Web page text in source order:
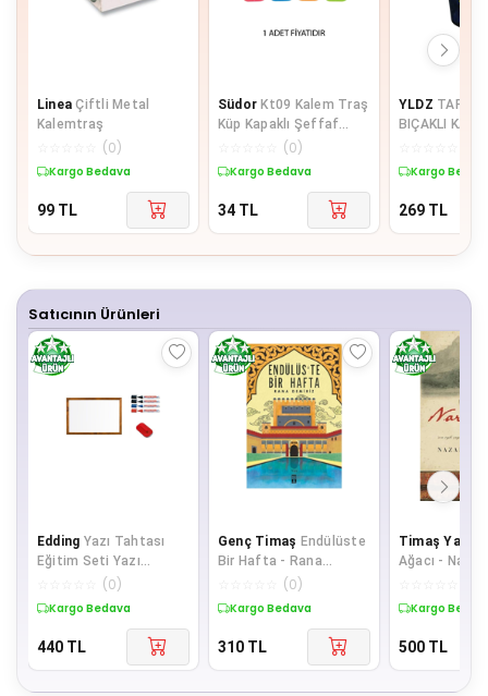
Linea Çiftli Metal
Kalemtraş
(0)
Kargo Bedava
99 TL
Südor Kt09 Kalem Traş
Küp Kapaklı Şeffaf
(0)
Kargo Bedava
34 TL
YLDZ
BIÇAKLI
Kargo
269 TL
Satıcının Ürünleri
Edding Yazı Tahtası
Eğitim Seti Yazı
Tahtası 4 Tahta Kalemi
(0)
Kargo Bedava
440 TL
Genç Timaş Endülüste
Bir Hafta - Rana
(0)
Kargo Bedava
310 TL
Timaş
Ağacı -
Kargo
500 TL